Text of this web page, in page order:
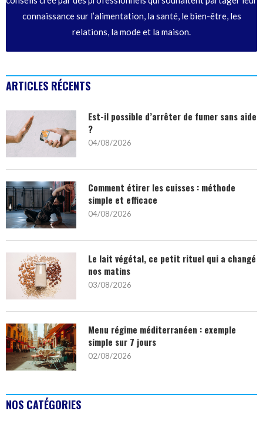
connaissance sur l’alimentation, la santé, le bien-être, les
relations, la mode et la maison.
ARTICLES RÉCENTS
Est-il possible d’arrêter de fumer sans aide
?
04/08/2026
Comment étirer les cuisses : méthode
simple et efficace
04/08/2026
Le lait végétal, ce petit rituel qui a changé
nos matins
03/08/2026
Menu régime méditerranéen : exemple
simple sur 7 jours
02/08/2026
NOS CATÉGORIES